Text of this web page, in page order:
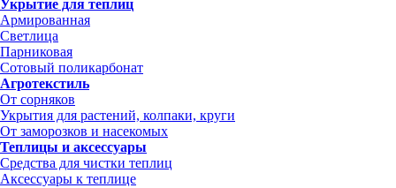
Укрытие для теплиц
Армированная
Светлица
Парниковая
Сотовый поликарбонат
Агротекстиль
От сорняков
Укрытия для растений, колпаки, круги
От заморозков и насекомых
Теплицы и аксессуары
Средства для чистки теплиц
Аксессуары к теплице